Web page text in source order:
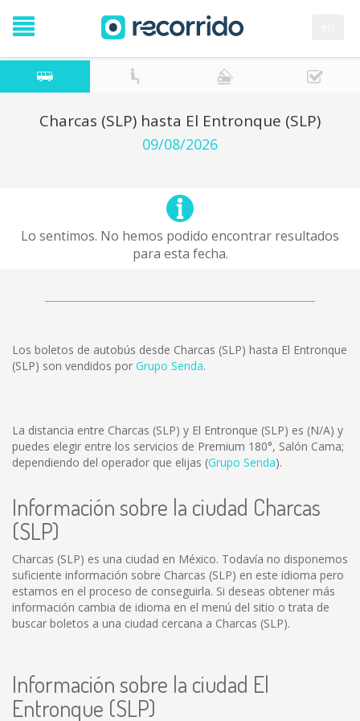
Charcas (SLP) hasta El Entronque (SLP)
09/08/2026
Lo sentimos. No hemos podido encontrar resultados
para esta fecha.
Los boletos de autobús desde Charcas (SLP) hasta El Entronque
(SLP) son vendidos por Grupo Senda.
La distancia entre Charcas (SLP) y El Entronque (SLP) es (N/A) y
puedes elegir entre los servicios de Premium 180°, Salón Cama;
dependiendo del operador que elijas (Grupo Senda).
Información sobre la ciudad Charcas
(SLP)
Charcas (SLP) es una ciudad en México. Todavía no disponemos
suficiente información sobre Charcas (SLP) en este idioma pero
estamos en el proceso de conseguirla. Si deseas obtener más
información cambia de idioma en el menú del sitio o trata de
buscar boletos a una ciudad cercana a Charcas (SLP).
Información sobre la ciudad El
Entronque (SLP)